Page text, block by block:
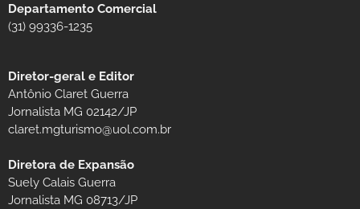
Departamento Comercial
(31) 99336-1235
Diretor-geral e Editor
Antônio Claret Guerra
Jornalista MG 02142/JP
claret.mgturismo@uol.com.br
Diretora de Expansão
Suely Calais Guerra
Jornalista MG 08713/JP